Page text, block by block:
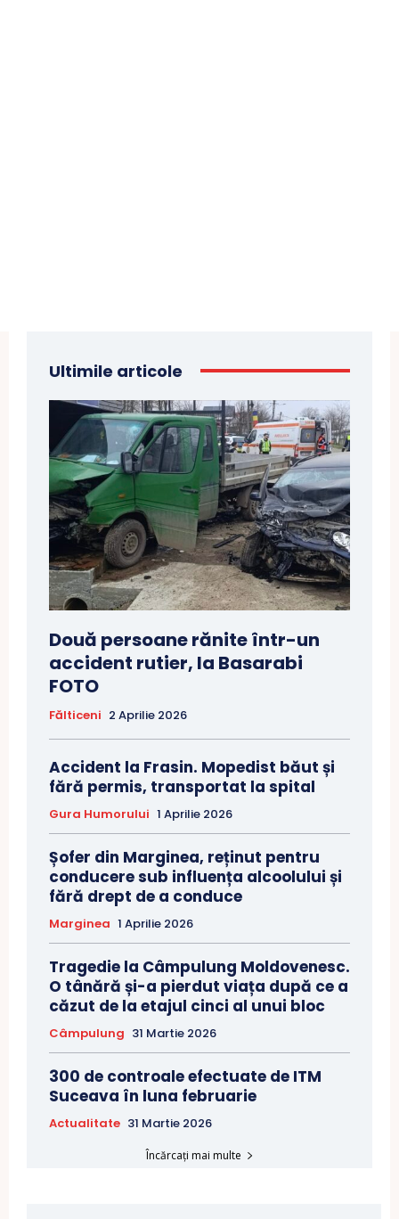
Ultimile articole
Două persoane rănite într-un
accident rutier, la Basarabi
FOTO
Fălticeni 2 Aprilie 2026
Accident la Frasin. Mopedist băut și
fără permis, transportat la spital
Gura Humorului 1 Aprilie 2026
Șofer din Marginea, reținut pentru
conducere sub influența alcoolului și
fără drept de a conduce
Marginea 1 Aprilie 2026
Tragedie la Câmpulung Moldovenesc.
O tânără și-a pierdut viața după ce a
căzut de la etajul cinci al unui bloc
Câmpulung 31 Martie 2026
300 de controale efectuate de ITM
Suceava în luna februarie
Actualitate 31 Martie 2026
Încărcați mai multe